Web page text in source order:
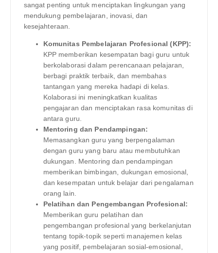
sangat penting untuk menciptakan lingkungan yang
mendukung pembelajaran, inovasi, dan
kesejahteraan.
Komunitas Pembelajaran Profesional (KPP):
KPP memberikan kesempatan bagi guru untuk
berkolaborasi dalam perencanaan pelajaran,
berbagi praktik terbaik, dan membahas
tantangan yang mereka hadapi di kelas.
Kolaborasi ini meningkatkan kualitas
pengajaran dan menciptakan rasa komunitas di
antara guru.
Mentoring dan Pendampingan:
Memasangkan guru yang berpengalaman
dengan guru yang baru atau membutuhkan
dukungan. Mentoring dan pendampingan
memberikan bimbingan, dukungan emosional,
dan kesempatan untuk belajar dari pengalaman
orang lain.
Pelatihan dan Pengembangan Profesional:
Memberikan guru pelatihan dan
pengembangan profesional yang berkelanjutan
tentang topik-topik seperti manajemen kelas
yang positif, pembelajaran sosial-emosional,